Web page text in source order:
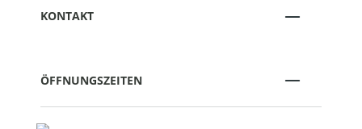
KONTAKT
ÖFFNUNGSZEITEN